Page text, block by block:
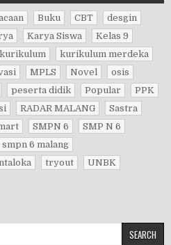
Buku CBT
desgin
Karya Siswa
Kelas 9
kurikulum
kurikulum merdeka
MPLS Novel
osis
peserta didik Popular
PPK
RADAR MALANG
Sastra
SMPN 6
SMP N 6
smpn 6 malang
tryout
UNBK